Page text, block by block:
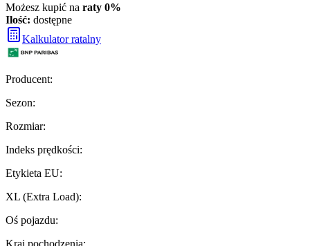
Możesz kupić na raty 0%
Ilość: dostępne
Kalkulator ratalny
Producent:
Sezon:
Rozmiar:
Indeks prędkości:
Etykieta EU:
XL (Extra Load):
Oś pojazdu:
Kraj pochodzenia: